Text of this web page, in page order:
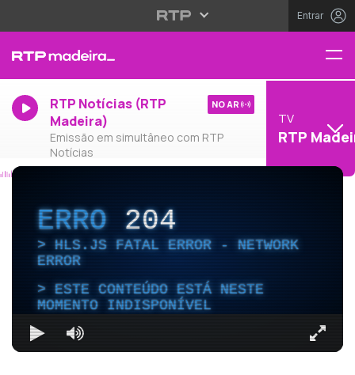
Entrar
RTP Notícias (RTP
Madeira)
Emissão em simultâneo com RTP
Notícias
NO AR
TV
RTP
ERRO204
HLS.JS FATAL ERROR - NETWORK
ERROR
ESTE CONTEÚDO ESTÁ NESTE
MOMENTO INDISPONÍVEL